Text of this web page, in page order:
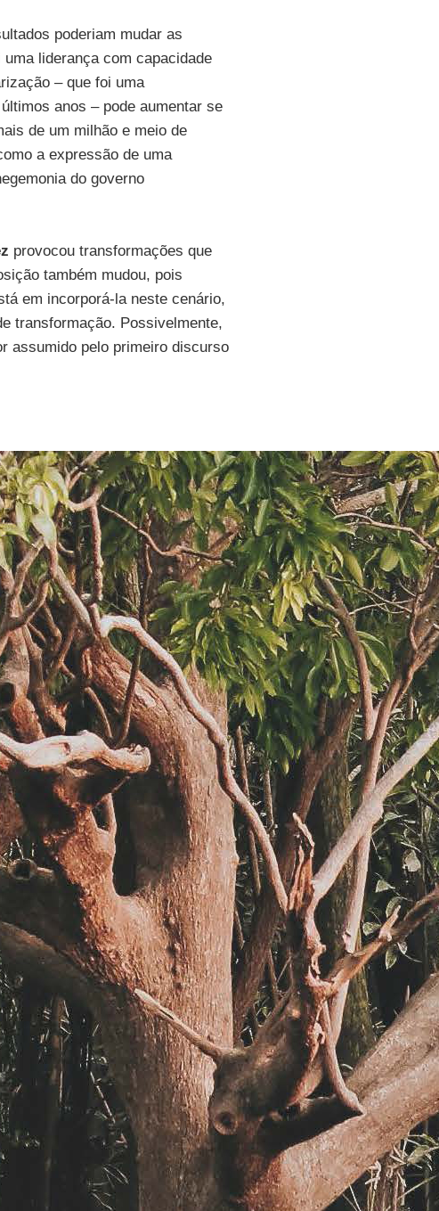
poderiam mudar as
liderança com capacidade
– que foi uma
anos – pode aumentar se
de um milhão e meio de
a expressão de uma
do governo
provocou transformações que
também mudou, pois
em incorporá-la neste cenário,
transformação. Possivelmente,
assumido pelo primeiro discurso